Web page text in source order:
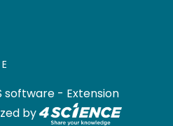
software - Extension
by